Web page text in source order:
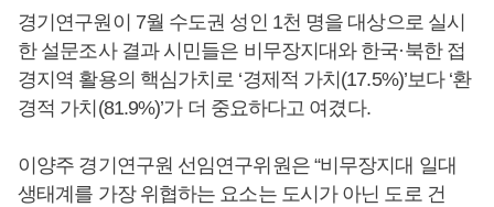
경기연구원이 7월 수도권 성인 1천 명을 대상으로 실시
한 설문조사 결과 시민들은 비무장지대와 한국·북한 접
경지역 활용의 핵심가치로 ‘경제적 가치(17.5%)’보다 ‘환
경적 가치(81.9%)’가 더 중요하다고 여겼다.
이양주 경기연구원 선임연구위원은 “비무장지대 일대
생태계를 가장 위협하는 요소는 도시가 아닌 도로 건